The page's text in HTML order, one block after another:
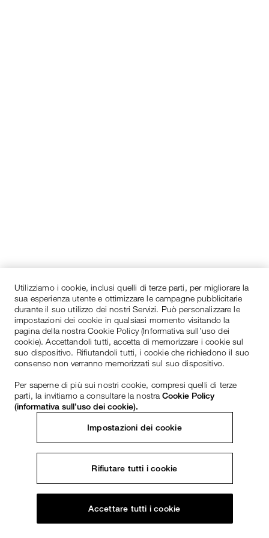
Utilizziamo i cookie, inclusi quelli di terze parti, per migliorare la
sua esperienza utente e ottimizzare le campagne pubblicitarie
durante il suo utilizzo dei nostri Servizi. Può personalizzare le
impostazioni dei cookie in qualsiasi momento visitando la
pagina della nostra Cookie Policy (Informativa sull’uso dei
cookie). Accettandoli tutti, accetta di memorizzare i cookie sul
suo dispositivo. Rifiutandoli tutti, i cookie che richiedono il suo
consenso non verranno memorizzati sul suo dispositivo.
Per saperne di più sui nostri cookie, compresi quelli di terze
parti, la invitiamo a consultare la nostraCookie Policy
(informativa sull’uso dei cookie).
Impostazioni dei cookie
Rifiutare tutti i cookie
Accettare tutti i cookie